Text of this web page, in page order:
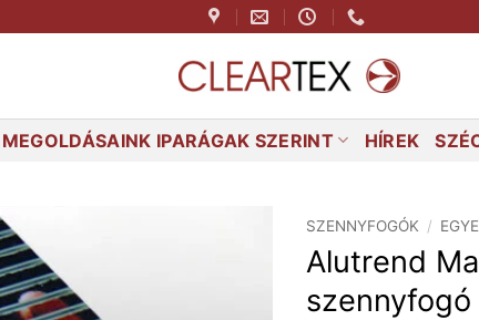
MEGOLDÁSAINK IPARÁGAK SZERINT HÍREK
SZENNYFOGÓK /
Alutrend
szennyfogó